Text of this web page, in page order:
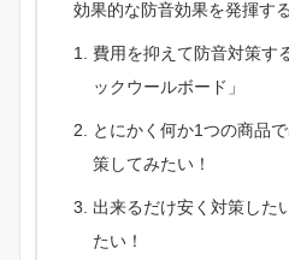
効果的な防音効果を発揮す
費用を抑えて防音対策す
ックウールボード」
とにかく何か1つの商品
策してみたい！
出来るだけ安く対策した
たい！